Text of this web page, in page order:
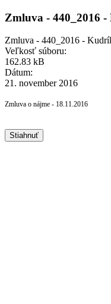
Zmluva - 440_2016
Zmluva - 440_2016 -
Veľkosť súboru:
162.83 kB
Dátum:
21. november 2016
Zmluva o nájme - 18.11.2016